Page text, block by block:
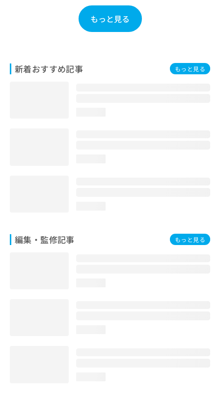
もっと見る
新着おすすめ記事 もっと見る
編集・監修記事 もっと見る
は
こ